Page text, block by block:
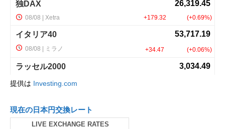
提供は Investing.com
現在の日本円交換レート
LIVE EXCHANGE RATES